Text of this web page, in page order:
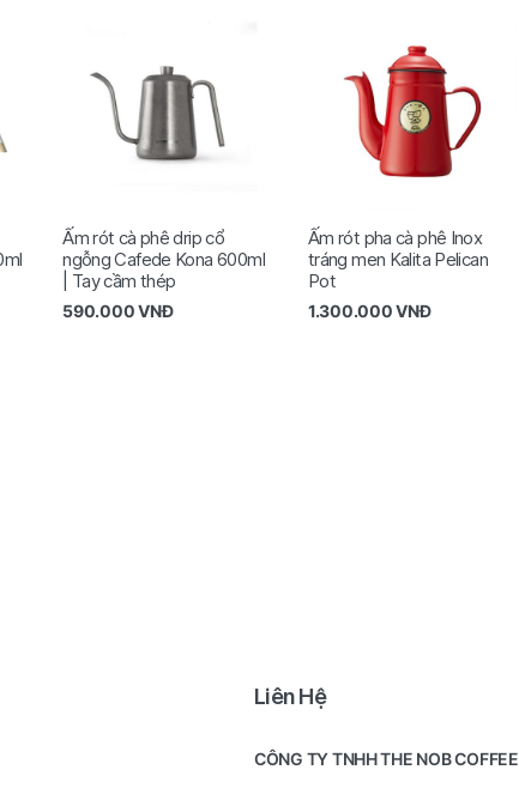
Ấm rót cà phê drip cổ
ngỗng Cafede Kona 600ml
| Tay cầm thép
590.000VNĐ
Ấm rót pha cà phê Inox
tráng men Kalita Pelican
Pot
1.300.000VNĐ
Liên Hệ
CÔNG TY TNHH THE NOB COFFEE